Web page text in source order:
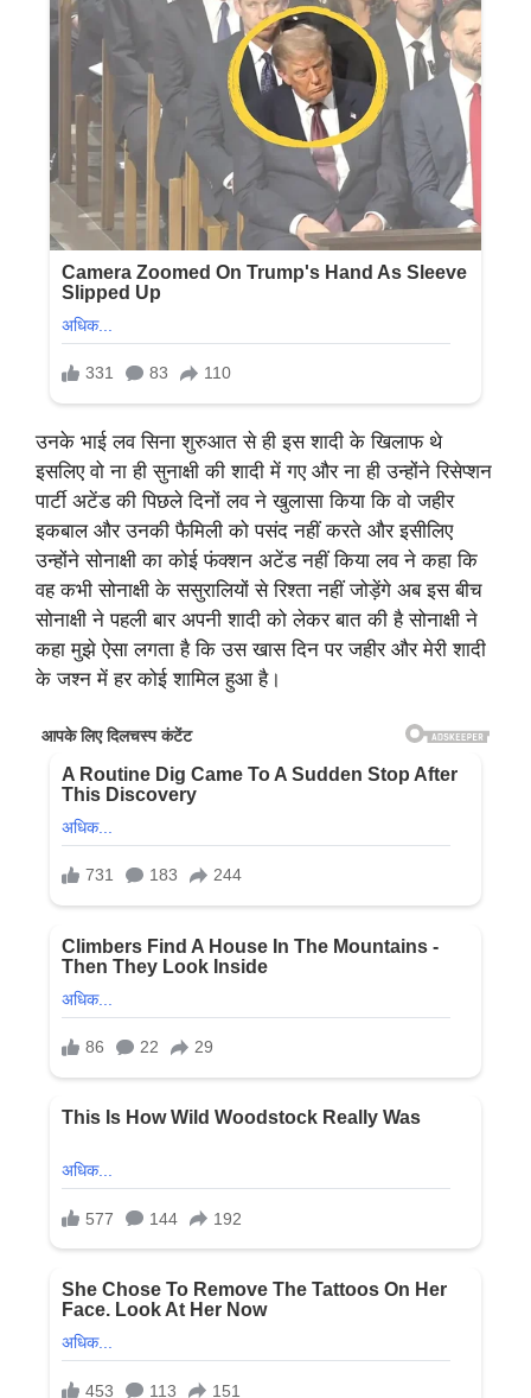
उनके भाई लव सिना शुरुआत से ही इस शादी के खिलाफ थे
इसलिए वो ना ही सुनाक्षी की शादी में गए और ना ही उन्होंने रिसेप्शन
पार्टी अटेंड की पिछले दिनों लव ने खुलासा किया कि वो जहीर
इकबाल और उनकी फैमिली को पसंद नहीं करते और इसीलिए
उन्होंने सोनाक्षी का कोई फंक्शन अटेंड नहीं किया लव ने कहा कि
वह कभी सोनाक्षी के ससुरालियों से रिश्ता नहीं जोड़ेंगे अब इस बीच
सोनाक्षी ने पहली बार अपनी शादी को लेकर बात की है सोनाक्षी ने
कहा मुझे ऐसा लगता है कि उस खास दिन पर जहीर और मेरी शादी
के जश्न में हर कोई शामिल हुआ है।